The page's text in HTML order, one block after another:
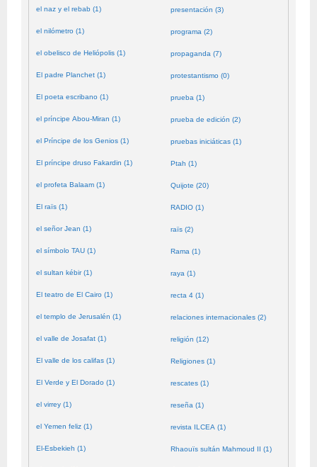
el naz y el rebab (1)
el nilómetro (1)
el obelisco de Heliópolis (1)
El padre Planchet (1)
El poeta escribano (1)
el príncipe Abou-Miran (1)
el Príncipe de los Genios (1)
El príncipe druso Fakardin (1)
el profeta Balaam (1)
El raïs (1)
el señor Jean (1)
el símbolo TAU (1)
el sultan kébir (1)
El teatro de El Cairo (1)
el templo de Jerusalén (1)
el valle de Josafat (1)
El valle de los califas (1)
El Verde y El Dorado (1)
el virrey (1)
el Yemen feliz (1)
El-Esbekieh (1)
presentación (3)
programa (2)
propaganda (7)
protestantismo (0)
prueba (1)
prueba de edición (2)
pruebas iniciáticas (1)
Ptah (1)
Quijote (20)
RADIO (1)
raïs (2)
Rama (1)
raya (1)
recta 4 (1)
relaciones internacionales (2)
religión (12)
Religiones (1)
rescates (1)
reseña (1)
revista ILCEA (1)
Rhaouïs sultán Mahmoud II (1)